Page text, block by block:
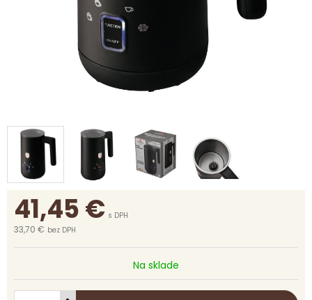
41,45€ s DPH
33,70 € bez DPH
Na sklade